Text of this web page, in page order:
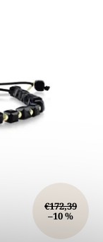
€172,39
–10 %